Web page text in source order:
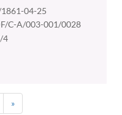
04-25
C-A/003-001/0028
4
»